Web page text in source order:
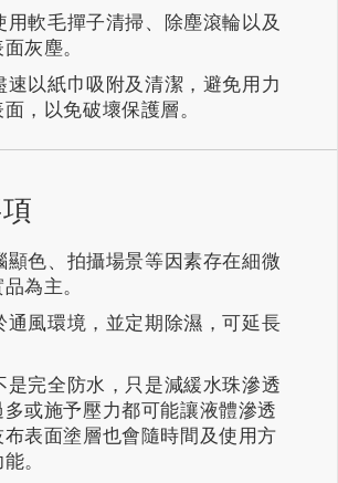
用軟毛撣子清掃、除塵滾輪以及
灰塵。
速以紙巾吸附及清潔，避免用力
，以免破壞保護層。
顯色、拍攝場景等因素存在細微
為主。
通風環境，並定期除濕，可延長
是完全防水，只是減緩水珠滲透
或施予壓力都可能讓液體滲透
表面塗層也會隨時間及使用方
。